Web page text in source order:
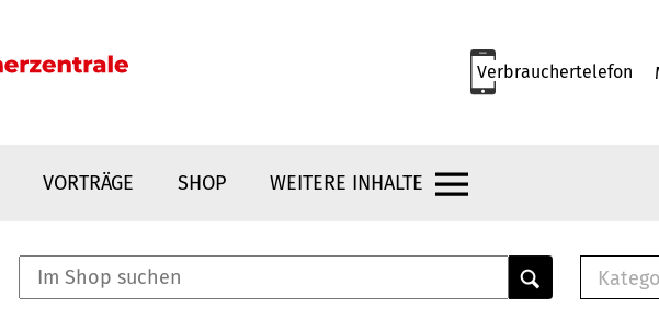
Verbrauchertelefon
VORTRÄGE SHOP WEITERE INHALTE